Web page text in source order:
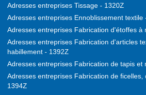
Adresses entreprises Tissage - 1320Z
Adresses entreprises Ennoblissement textile
Adresses entreprises Fabrication d'étoffes à
Adresses entreprises Fabrication d'articles
habillement - 1392Z
Adresses entreprises Fabrication de tapis et
Adresses entreprises Fabrication de ficelles,
1394Z